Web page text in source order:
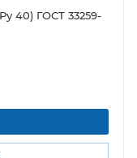
40) ГОСТ 33259-